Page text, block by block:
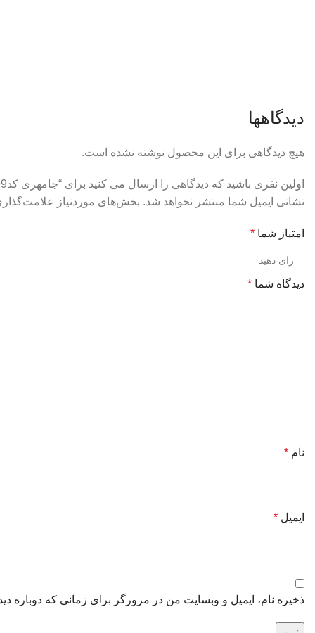
دیدگاهها
هیچ دیدگاهی برای این محصول نوشته نشده است.
اولین نفری باشید که دیدگاهی را ارسال می کنید برای “جامهری کد99”
نشانی ایمیل شما منتشر نخواهد شد. بخش‌های موردنیاز
امتیاز شما *
دیدگاه شما *
نام *
ایمیل *
ذخیره نام، ایمیل و وبسایت من در مرورگر برای زمانی که دوباره